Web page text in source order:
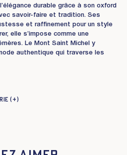
durable grâce à son oxford
savoir-faire et tradition. Ses
et raffinement pour un style
elle s’impose comme une
Le Mont Saint Michel y
authentique qui traverse les